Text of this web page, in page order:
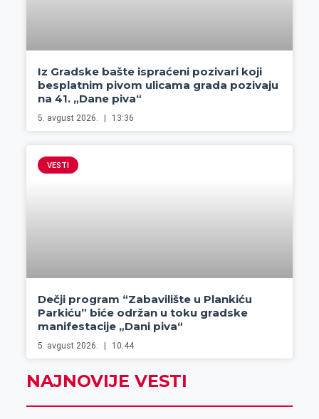
Iz Gradske bašte ispraćeni pozivari koji
besplatnim pivom ulicama grada pozivaju
na 41. „Dane piva“
5. avgust 2026. 13:36
VESTI
Dečji program “Zabavilište u Plankiću
Parkiću” biće održan u toku gradske
manifestacije „Dani piva“
5. avgust 2026. 10:44
NAJNOVIJE VESTI